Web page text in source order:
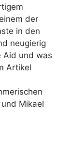
der
in den
neugierig
Aid und was
Artikel
Mikael